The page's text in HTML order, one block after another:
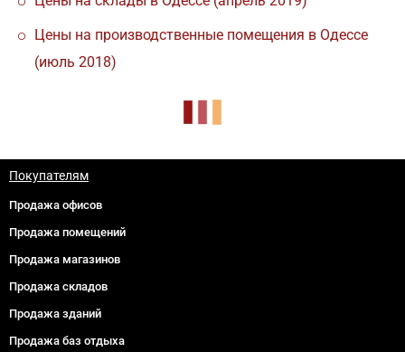
Цены на производственные помещения в Одессе
(июль 2018)
Покупателям
Продажа офисов
Продажа помещений
Продажа магазинов
Продажа складов
Продажа зданий
Продажа баз отдыха